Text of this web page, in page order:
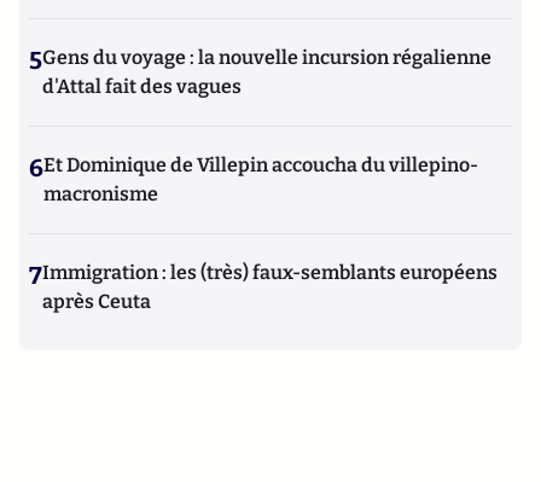
5Gens du voyage : la nouvelle incursion régalienne
d'Attal fait des vagues
6Et Dominique de Villepin accoucha du villepino-
macronisme
7Immigration : les (très) faux-semblants européens
après Ceuta